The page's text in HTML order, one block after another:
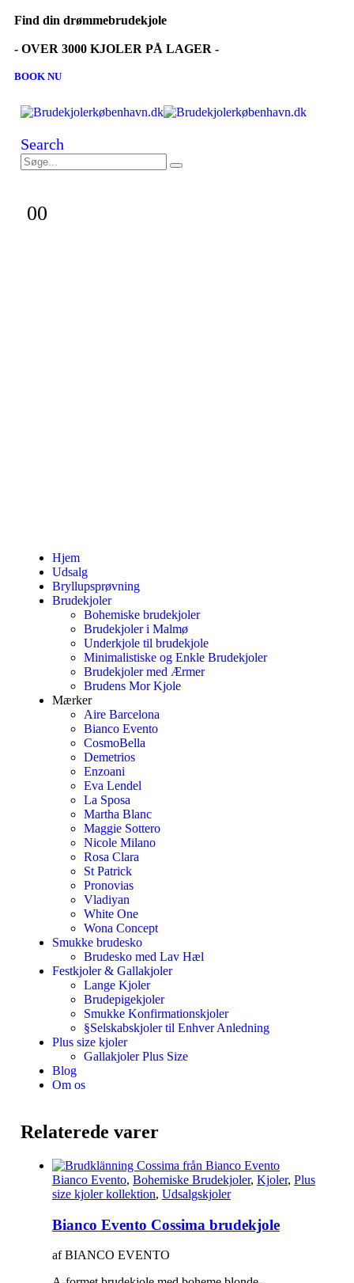
Find din drømmebrudekjole
- OVER 3000 KJOLER PÅ LAGER -
BOOK NU
Search
00
Hjem
Udsalg
Bryllupsprøvning
Brudekjoler
Bohemiske brudekjoler
Brudekjoler i Malmø
Underkjole til brudekjole
Minimalistiske og Enkle Brudekjoler
Brudekjoler med Ærmer
Brudens Mor Kjole
Mærker
Aire Barcelona
Bianco Evento
CosmoBella
Demetrios
Enzoani
Eva Lendel
La Sposa
Martha Blanc
Maggie Sottero
Nicole Milano
Rosa Clara
St Patrick
Pronovias
Vladiyan
White One
Wona Concept
Smukke brudesko
Brudesko med Lav Hæl
Festkjoler & Gallakjoler
Lange Kjoler
Brudepigekjoler
Smukke Konfirmationskjoler
§Selskabskjoler til Enhver Anledning
Plus size kjoler
Gallakjoler Plus Size
Blog
Om os
Relaterede varer
Bianco Evento, Bohemiske Brudekjoler, Kjoler, Plus
size kjoler kollektion, Udsalgskjoler
Bianco Evento Cossima brudekjole
af BIANCO EVENTO